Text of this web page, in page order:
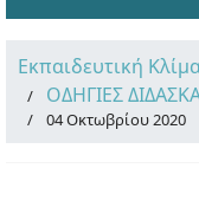
Εκπαιδευτική
ΟΔΗΓΙΕΣ
04 Οκτωβρίου 2020